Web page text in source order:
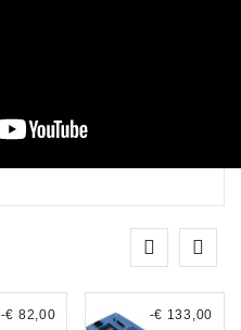
-€ 82,00 -€ 133,00